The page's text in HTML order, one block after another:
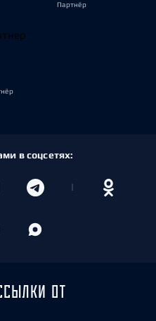
Партнёр
в соцсетях:
ОТ